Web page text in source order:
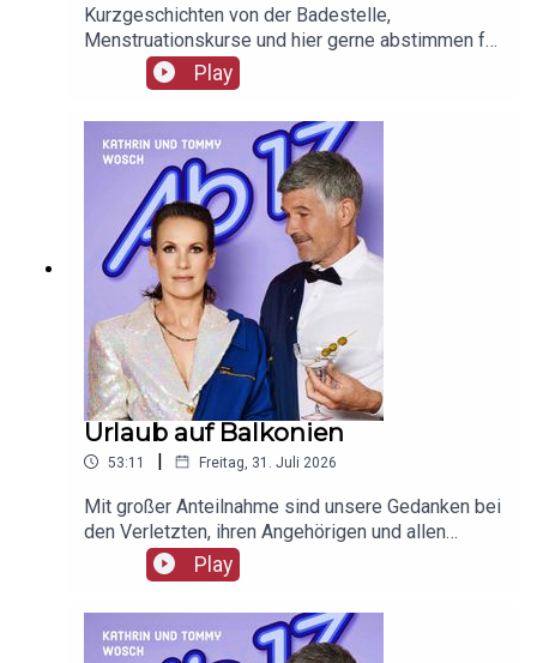
Kurzgeschichten von der Badestelle,
Menstruationskurse und hier gerne abstimmen für
SOPHIE: https://www.quotenmeter.de/fernsehpre
Play
Urlaub auf Balkonien
53:11 | Freitag, 31. Juli 2026
Mit großer Anteilnahme sind unsere Gedanken bei
den Verletzten, ihren Angehörigen und allen
Betroffenen des Anschlags auf den CSD.
Play